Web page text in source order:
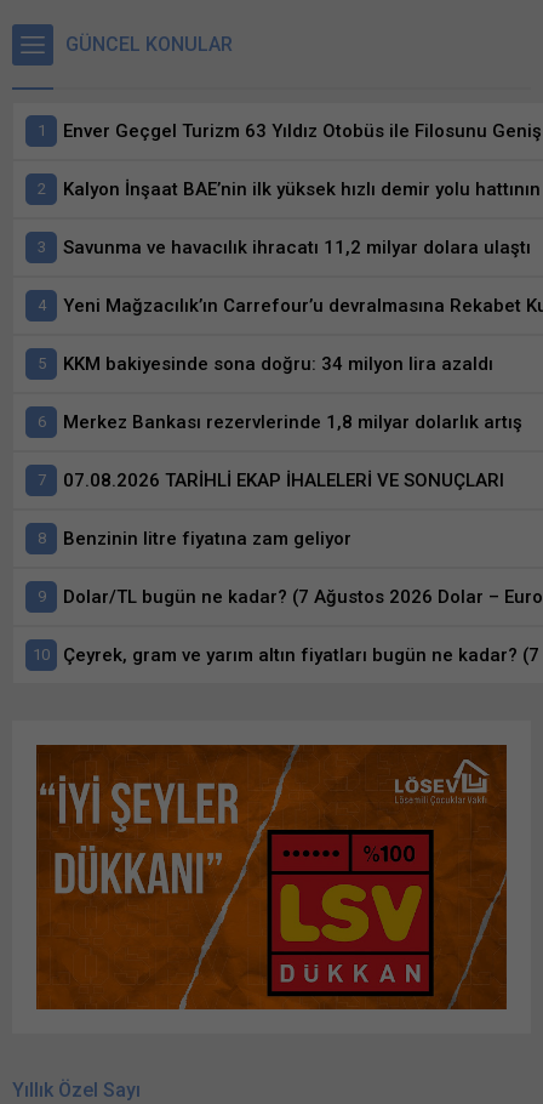
GÜNCEL KONULAR
Enver Geçgel Turizm 63 Yıldız Otobüs ile Filosunu
Kalyon İnşaat BAE’nin ilk yüksek hızlı demir yolu hattının
Savunma ve havacılık ihracatı 11,2 milyar dolara ulaştı
Yeni Mağzacılık’ın Carrefour’u devralmasına Rekabet
KKM bakiyesinde sona doğru: 34 milyon lira azaldı
Merkez Bankası rezervlerinde 1,8 milyar dolarlık artış
07.08.2026 TARİHLİ EKAP İHALELERİ VE SONUÇLARI
Benzinin litre fiyatına zam geliyor
Dolar/TL bugün ne kadar? (7 Ağustos 2026 Dolar –
Yıllık Özel Sayı